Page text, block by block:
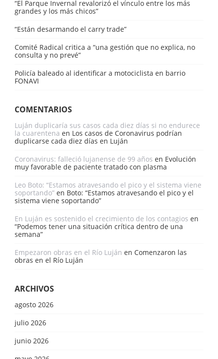
“El Parque Invernal revalorizó el vínculo entre los más
grandes y los más chicos”
“Están desarmando el carry trade”
Comité Radical critica a “una gestión que no explica, no
consulta y no prevé”
Policía baleado al identificar a motociclista en barrio
FONAVI
COMENTARIOS
Luján duplicaría sus casos cada diez días si no endurece
la cuarentena en Los casos de Coronavirus podrían
duplicarse cada diez días en Luján
Coronavirus: falleció lujanense de 99 años en Evolución
muy favorable de paciente tratado con plasma
Leo Boto: “Estamos atravesando el pico y el sistema viene
soportando” en Boto: “Estamos atravesando el pico y el
sistema viene soportando”
En Luján es sostenido el crecimiento de los contagios en
“Podemos tener una situación crítica dentro de una
semana”
Empezaron obras en el Río Luján en Comenzaron las
obras en el Río Luján
ARCHIVOS
agosto 2026
julio 2026
junio 2026